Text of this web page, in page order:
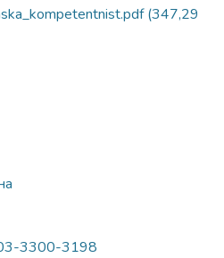
(347,29
3300-3198